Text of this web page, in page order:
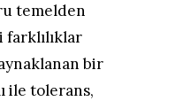
temelden
bir
ile tolerans,